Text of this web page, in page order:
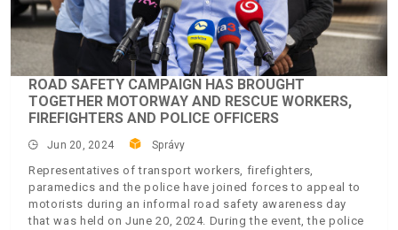
ROAD SAFETY CAMPAIGN HAS BROUGHT
TOGETHER MOTORWAY AND RESCUE WORKERS,
FIREFIGHTERS AND POLICE OFFICERS
Jun 20, 2024 Správy
Representatives of transport workers, firefighters,
paramedics and the police have joined forces to appeal to
motorists during an informal road safety awareness day
that was held on June 20, 2024. During the event, the police